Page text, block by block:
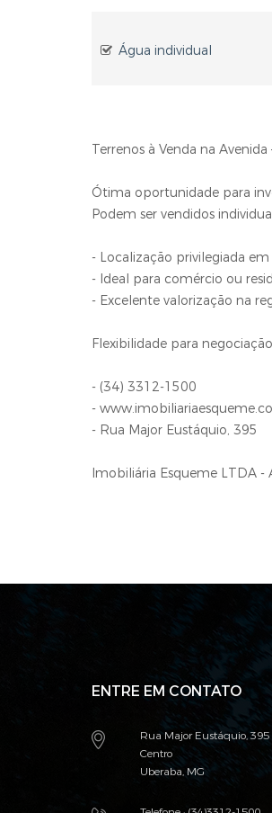
Água individual
Terrenos à Venda na
Ótima oportunidade para
Podem ser vendidos
- Localização privilegiada em
- Ideal para comércio ou
- Excelente valorização na
Flexibilidade para
- (34) 3312-1500
-
- Rua Major Eustáquio, 395
Imobiliária Esqueme LTDA -
ENTRE EM CONTATO
Rua Major Eustáquio, 395
Centro
Uberaba, MG